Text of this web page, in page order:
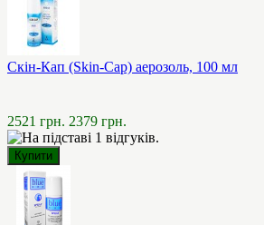
Скін-Кап (Skin-Cap) аерозоль, 100 мл
2521 грн. 2379 грн.